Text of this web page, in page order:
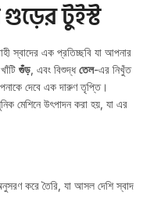
টুইস্ট
স্বাদের এক প্রতিচ্ছবি যা আপনার
গুঁড়, এবং বিশুদ্ধতেল-এর নিখুঁত
দেবে এক দারুণ তৃপ্তি।
মেশিনে উৎপাদন করা হয়, যা এর
করে তৈরি, যা আসল দেশি স্বাদ